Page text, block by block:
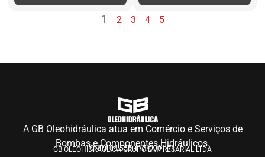
1 2 3 4 5
A GB Oleohidráulica atua em Comércio e Serviços de
Bombas e Componentes Hidráulicos.
GB OLEOHIDRÁULICA GRUPO EMPRESARIAL LTDA
CNPJ 04.555.417/0001-71